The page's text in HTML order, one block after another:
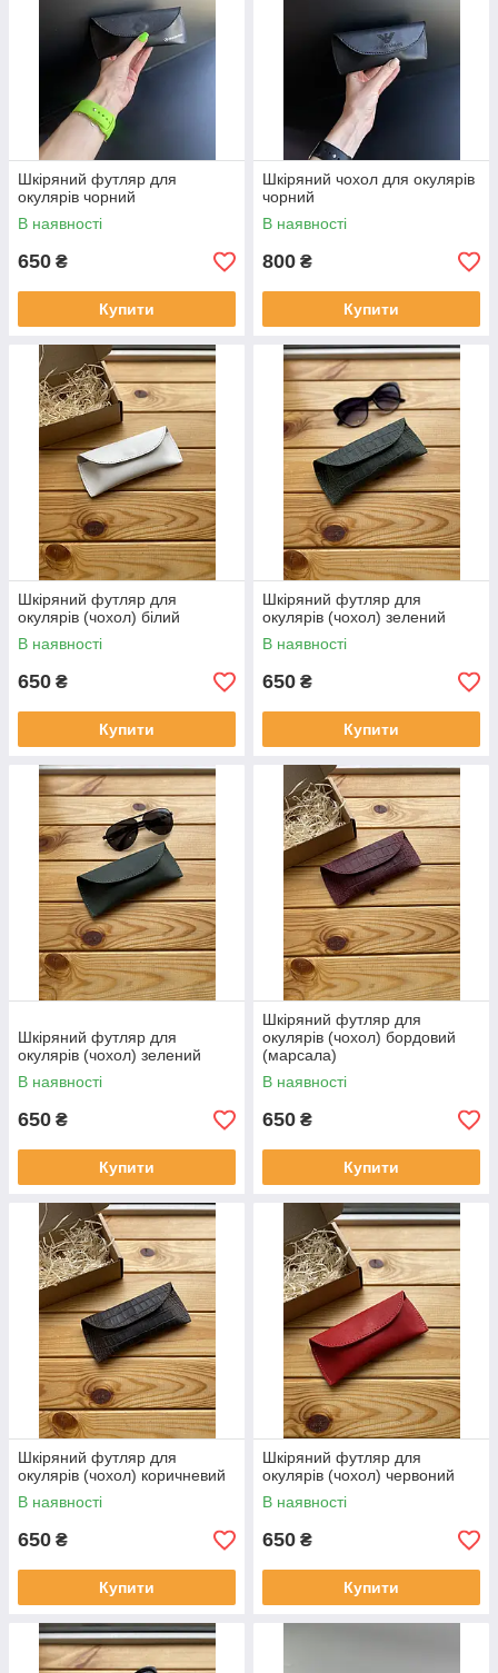
Шкіряний футляр для
окулярів чорний
В наявності
650 ₴
Купити
Шкіряний чохол для окулярів
чорний
В наявності
800 ₴
Купити
Шкіряний футляр для
окулярів (чохол) білий
В наявності
650 ₴
Купити
Шкіряний футляр для
окулярів (чохол) зелений
В наявності
650 ₴
Купити
Шкіряний футляр для
окулярів (чохол) зелений
В наявності
650 ₴
Купити
Шкіряний футляр для
окулярів (чохол) бордовий
(марсала)
В наявності
650 ₴
Купити
Шкіряний футляр для
окулярів (чохол) коричневий
В наявності
650 ₴
Купити
Шкіряний футляр для
окулярів (чохол) червоний
В наявності
650 ₴
Купити